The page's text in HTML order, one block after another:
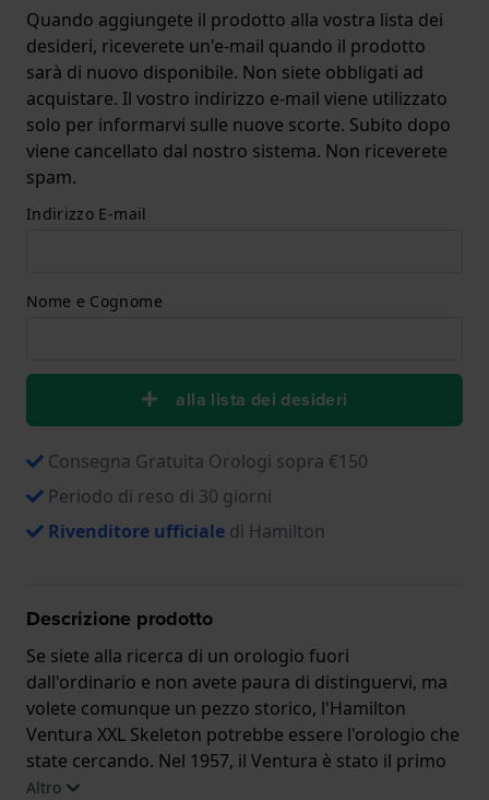
Quando aggiungete il prodotto alla vostra lista dei
desideri, riceverete un'e-mail quando il prodotto
sarà di nuovo disponibile. Non siete obbligati ad
acquistare. Il vostro indirizzo e-mail viene utilizzato
solo per informarvi sulle nuove scorte. Subito dopo
viene cancellato dal nostro sistema. Non riceverete
spam.
Indirizzo E-mail
Nome e Cognome
alla lista dei desideri
Consegna Gratuita Orologi sopra €150
Periodo di reso di 30 giorni
Rivenditore ufficiale di Hamilton
Descrizione prodotto
Se siete alla ricerca di un orologio fuori
dall'ordinario e non avete paura di distinguervi, ma
volete comunque un pezzo storico, l'Hamilton
Ventura XXL Skeleton potrebbe essere l'orologio che
state cercando. Nel 1957, il Ventura è stato il primo
orologio elettronico al mondo, ma questa versione
Altro